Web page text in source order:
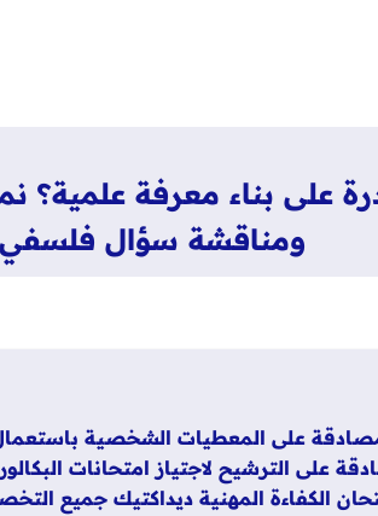
على بناء معرفة علمية؟
ومناقشة سؤال فلسفي
على المعطيات الشخصية باستعمال
الترشيح لاجتياز امتحانات البكالوريا
الكفاءة المهنية ديداكتيك جميع